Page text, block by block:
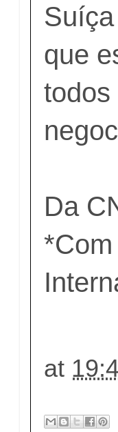
que
Da
at